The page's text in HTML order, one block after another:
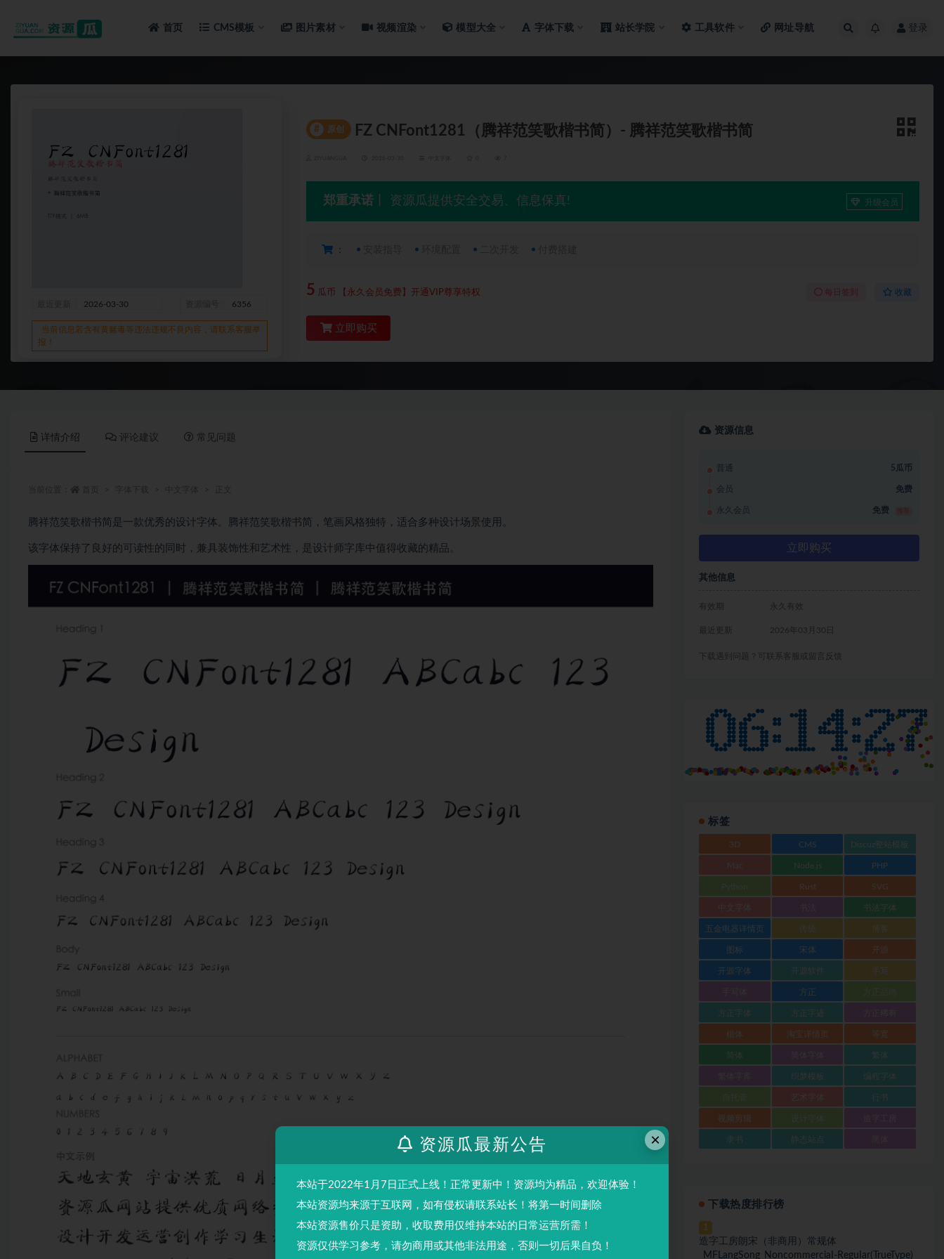
首页 CMS模板 图片素材 视频渲染 模型大全 字体下载 站长学院 工具软件 网址导航 登录
2026-03-30 6356
当前信息若含有黄赌毒等违法违规不良内容，请联系客服举
报！
# 原创 FZ CNFont1281（腾祥范笑歌楷书简）- 腾祥范笑歌楷书简
郑重承诺 丨 资源瓜提供安全交易、信息保真! 升级会员
：
5 瓜币 【永久会员免费】开通VIP尊享特权 每日签到 收藏
立即购买
详情介绍 评论建议 常见问题
腾祥范笑歌楷书简是一款优秀的设计字体。腾祥范笑歌楷书简，笔画风格独特，适合多种设计场景使用。
该字体保持了良好的可读性的同时，兼具装饰性和艺术性，是设计师字库中值得收藏的精品。
资源信息
普通 5瓜币
会员 免费
永久会员 免费
立即购买
其他信息
有效期 永久有效
最近更新 2026年03月30日
下载遇到问题？可联系客服或留言反馈
标签
3D CMS Discuz整站模板
Node.js PHP
Rust SVG
书法字体
五金电器详情页 传统 博客
图标 宋体 开源
开源字体 开源软件 手写
方正
方正字体 方正字迹
楷体 淘宝详情页 等宽
简体 繁体
织梦模板 编程字体
自托管 行书
视频剪辑 设计字体
隶书 静态站点
下载热度排行榜
1
造字工房朗宋（非商用）常规体
_MFLangSong_NoncommerciaI-ReguIar(TrueType)
×
资源瓜最新公告
本站于2022年1月7日正式上线！正常更新中！资源均为精品，欢迎体验！
本站资源均来源于互联网，如有侵权请联系站长！将第一时间删除
本站资源售价只是资助，收取费用仅维持本站的日常运营所需！
资源仅供学习参考，请勿商用或其他非法用途，否则一切后果自负！